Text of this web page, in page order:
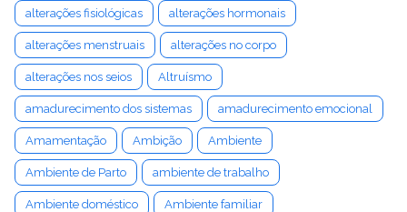
alterações fisiológicas alterações hormonais
alterações menstruais alterações no corpo
alterações nos seios Altruísmo
amadurecimento dos sistemas amadurecimento emocional
Amamentação Ambição Ambiente
Ambiente de Parto ambiente de trabalho
Ambiente doméstico Ambiente familiar